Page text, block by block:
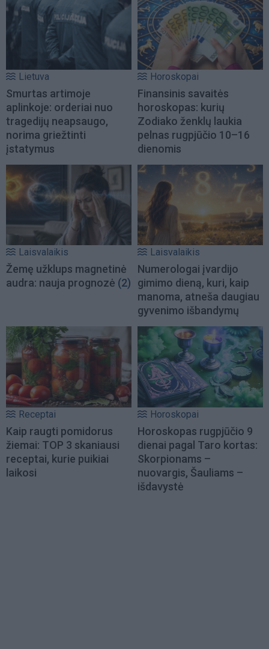
Lietuva
Smurtas artimoje
aplinkoje: orderiai nuo
tragedijų neapsaugo,
norima griežtinti
įstatymus
Horoskopai
Finansinis savaitės
horoskopas: kurių
Zodiako ženklų laukia
pelnas rugpjūčio 10–16
dienomis
Laisvalaikis
Žemę užklups magnetinė
audra: nauja prognozė (2)
Laisvalaikis
Numerologai įvardijo
gimimo dieną, kuri, kaip
manoma, atneša daugiau
gyvenimo išbandymų
Receptai
Kaip raugti pomidorus
žiemai: TOP 3 skaniausi
receptai, kurie puikiai
laikosi
Horoskopai
Horoskopas rugpjūčio 9
dienai pagal Taro kortas:
Skorpionams –
nuovargis, Šauliams –
išdavystė